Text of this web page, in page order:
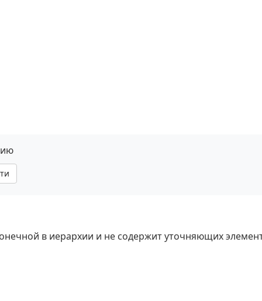
в иерархии и не содержит уточняющих